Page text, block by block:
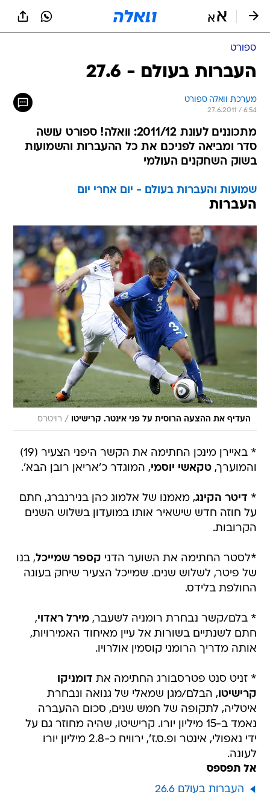
ספורט
העברות בעולם - 27.6
מערכת וואלה ספורט
27.6.2011 / 6:54
מתכוננים לעונת 2011/12: וואלה! ספורט עושה
סדר ומביאה לפניכם את כל ההעברות והשמועות
בשוק השחקנים העולמי
שמועות והעברות בעולם - יום אחרי יום
העברות
העדיף את ההצעה הרוסית על פני אינטר. קרישיטו / רויטרס
* באיירן מינכן החתימה את הקשר היפני הצעיר (19)
והמוערך,טקאשי יוסמי, המוגדר כ'אריאן רובן הבא'.
* דיטר הקינג, מאמנו של אלמוג כהן בנירנברג, חתם
על חוזה חדש שישאיר אותו במועדון בשלוש השנים
הקרובות.
*לסטר החתימה את השוער הדני קספר שמייכל, בנו
של פיטר, לשלוש שנים. שמייכל הצעיר שיחק בעונה
החולפת בלידס.
* בלם/קשר נבחרת רומניה לשעבר,מירל ראדוי,
חתם לשנתיים בשורות אל עיין מאיחוד האמירויות,
אותה מדריך הרומני קוסמין אולרויו.
* זניט סנט פטרסבורג החתימה את דומניקו
קרישיטו, הבלם/מגן שמאלי של גנואה ונבחרת
איטליה, לתקופה של חמש שנים, סכום ההעברה
נאמד ב-15 מיליון יורו. קרישיטו, שהיה מחוזר גם על
ידי נאפולי, אינטר ופ.ס.ז', ירוויח כ-2.8 מיליון יורו
לעונה.
אל תפספס
העברות בעולם 26.6